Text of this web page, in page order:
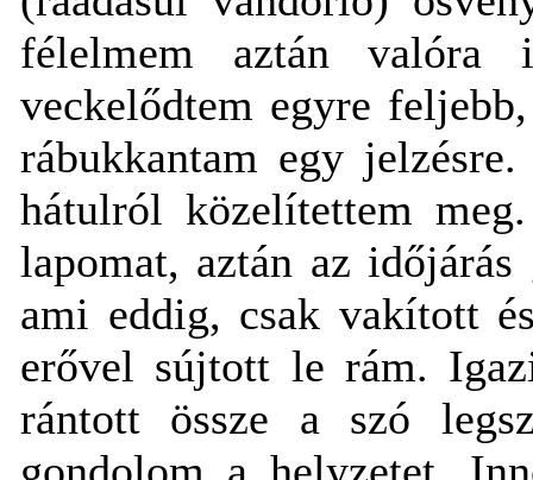
félelmem aztán valóra
veckelődtem egyre
rábukkantam egy
hátulról közelítettem
lapomat, aztán az
ami eddig, csak vakított
erővel sújtott le rám.
rántott össze a szó